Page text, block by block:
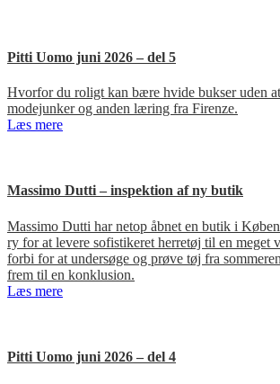
Pitti Uomo juni 2026 – del 5
Hvorfor du roligt kan bære hvide bukser uden
modejunker og anden læring fra Firenze.
Læs mere
Massimo Dutti – inspektion af ny butik
Massimo Dutti har netop åbnet en butik i
ry for at levere sofistikeret herretøj til en meget
forbi for at undersøge og prøve tøj fra
frem til en konklusion.
Læs mere
Pitti Uomo juni 2026 – del 4